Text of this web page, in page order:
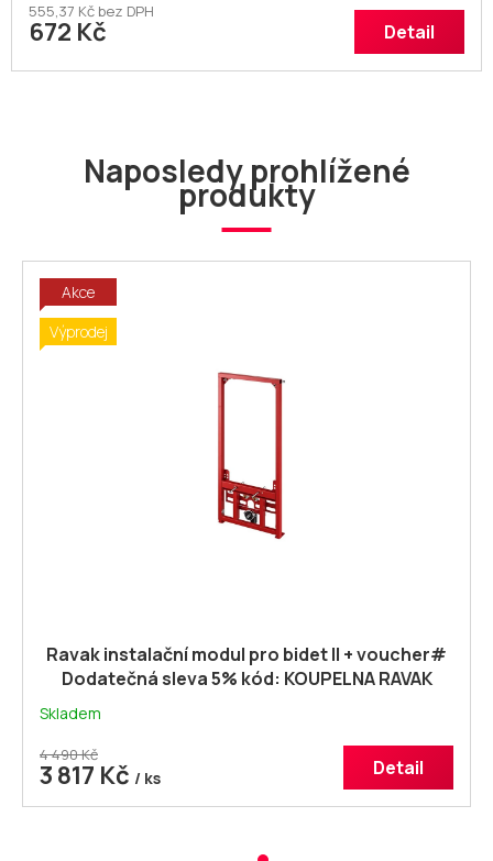
555,37 Kč bez DPH
672 Kč Detail
Naposledy prohlížené
produkty
Akce
Výprodej
Ravak instalační modul pro bidet II + voucher#
Dodatečná sleva 5% kód: KOUPELNA RAVAK
Skladem
4 490 Kč
3 817 Kč / ks Detail